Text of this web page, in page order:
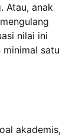
Atau, anak
nilai ini
satu
akademis,